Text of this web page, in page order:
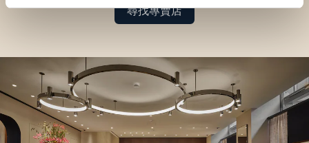
尋找專賣店